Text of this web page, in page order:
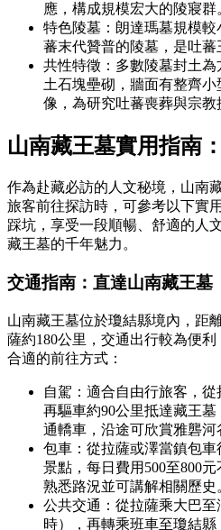
應，構成規模宏大的陵寢群
特色陵墓：朗達瑪墓規模
蕃末代贊普的陵墓，是吐蕃
共性特徵：多數陵墓封土
土石塊壘砌，牆面有整齊
像，為研究吐蕃喪葬與宗教
山南藏王墓實用指南
作為赴藏必訪的人文秘境，山南
旅客前往探訪時，可參考以下實
踩坑，享受一段順暢、舒適的人
藏王墓的千年魅力。
交通指南：直達山南藏王墓
山南藏王墓位於瓊結縣境內，距
薩約180公里，交通出行較為便
合適的前往方式：
自駕：適合自由行旅客，從
再驅車約90公里抵達藏王
通轎車，沿途可欣賞雅礱河
包車：從拉薩或澤當鎮包
景點，每日費用500至800
熟悉路況並可講解相關歷史
公共交通：從拉薩乘大巴
時），再轉乘班車至瓊結縣